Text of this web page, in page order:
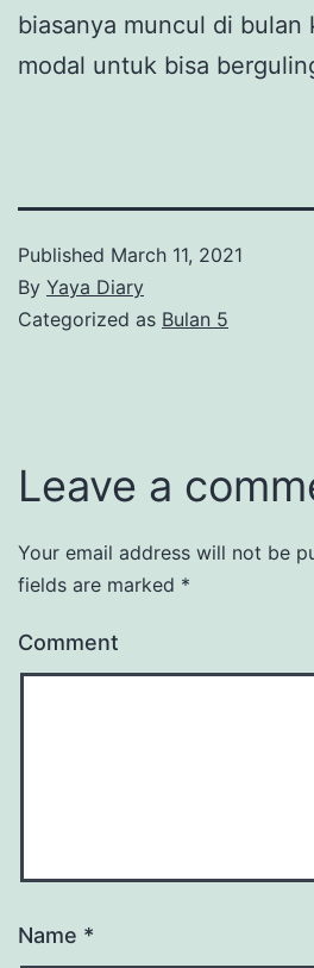
biasanya muncul di bulan
modal untuk bisa
Published March 11, 2021
By Yaya Diary
Categorized as Bulan 5
Leave a
Your email address will not be
fields are marked *
Comment
Name *